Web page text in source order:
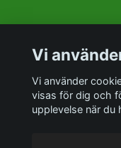
Om oss
Sociala medier
Vi
Vi använder
visas för dig och
upplevelse när du